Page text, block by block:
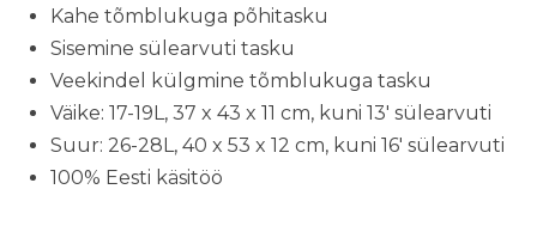
Kahe tõmblukuga põhitasku
Sisemine sülearvuti tasku
Veekindel külgmine tõmblukuga tasku
Väike: 17-19L, 37 x 43 x 11 cm, kuni 13′ sülearvuti
Suur: 26-28L, 40 x 53 x 12 cm, kuni 16′ sülearvuti
100% Eesti käsitöö